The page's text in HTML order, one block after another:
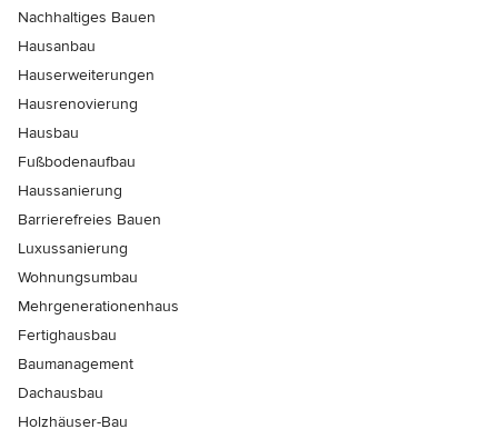
Nachhaltiges Bauen
Hausanbau
Hauserweiterungen
Hausrenovierung
Hausbau
Fußbodenaufbau
Haussanierung
Barrierefreies Bauen
Luxussanierung
Wohnungsumbau
Mehrgenerationenhaus
Fertighausbau
Baumanagement
Dachausbau
Holzhäuser-Bau